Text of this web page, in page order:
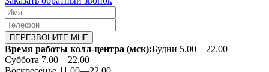
ПЕРЕЗВОНИТЕ МНЕ
Время работы колл-центра (мск):Будни 5.00—22.00
Суббота 7.00—22.00